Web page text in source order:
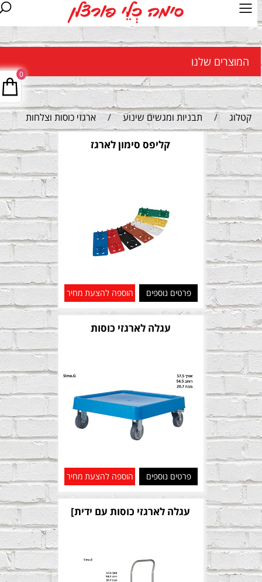
המוצרים שלנו
קטלוג / תבניות ומגשים שינוע / ארגזי כוסות וצלחות
0
קליפס סימון לארגז
פרטים נוספים הוספה להצעת מחיר
עגלה לארגזי כוסות
פרטים נוספים הוספה להצעת מחיר
עגלה לארגזי כוסות עם ידית]